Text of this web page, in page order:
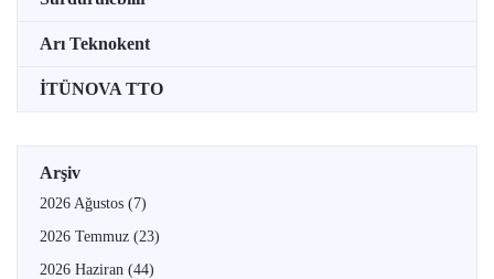
Arı Teknokent
İTÜNOVA TTO
Arşiv
2026 Ağustos (7)
2026 Temmuz (23)
2026 Haziran (44)